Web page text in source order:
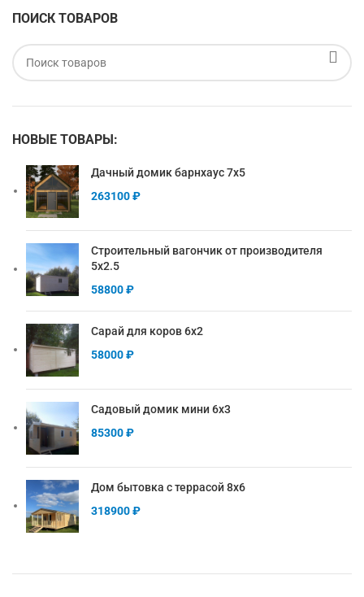
ПОИСК ТОВАРОВ
НОВЫЕ ТОВАРЫ:
Дачный домик барнхаус 7х5
263100₽
Строительный вагончик от производителя
5х2.5
58800₽
Сарай для коров 6х2
58000₽
Садовый домик мини 6х3
85300₽
Дом бытовка с террасой 8х6
318900₽